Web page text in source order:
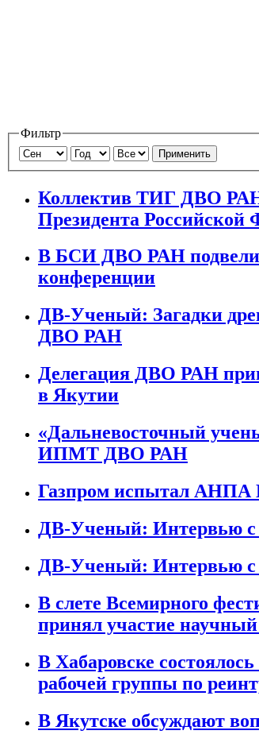
Фильтр
Применить
Коллектив ТИГ ДВО РАН
Президента Российской
В БСИ ДВО РАН подвели
конференции
ДВ-Ученый: Загадки
ДВО РАН
Делегация ДВО РАН
в Якутии
«Дальневосточный
ИПМТ ДВО РАН
Газпром испытал
ДВ-Ученый: Интервью
ДВ-Ученый: Интервью
В слете Всемирного
принял участие
В Хабаровске
рабочей группы по
В Якутске обсуждают